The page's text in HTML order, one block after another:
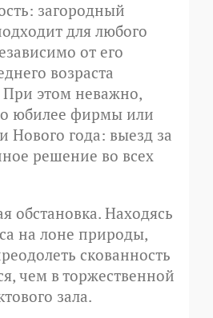
загородный
для любого
от его
возраста
При этом неважно,
о юбилее фирмы или
Нового года: выезд за
решение во всех
обстановка. Находясь
на лоне природы,
скованность
чем в торжественной
зала.